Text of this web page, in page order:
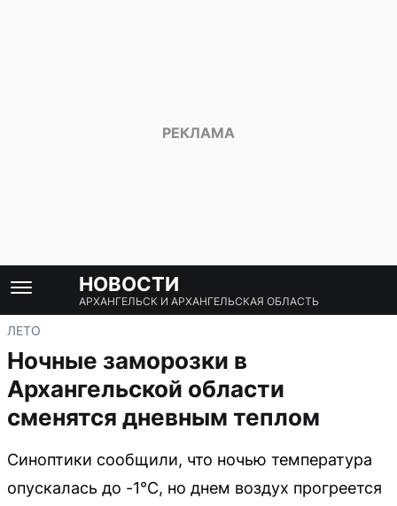
НОВОСТИ
АРХАНГЕЛЬСК И АРХАНГЕЛЬСКАЯ ОБЛАСТЬ
ЛЕТО
Ночные заморозки в
Архангельской области
сменятся дневным теплом
Синоптики сообщили, что ночью температура
опускалась до -1°C, но днем воздух прогреется